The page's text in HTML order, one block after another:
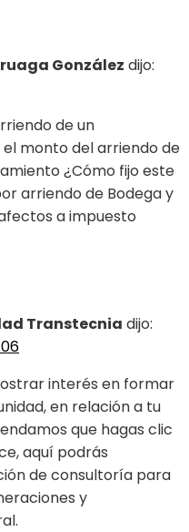
González dijo:
de un
monto del arriendo de
¿Cómo fijo este
arriendo de Bodega y
a impuesto
Transtecnia dijo:
interés en formar
en relación a tu
que hagas clic
aquí podrás
de consultoría para
y